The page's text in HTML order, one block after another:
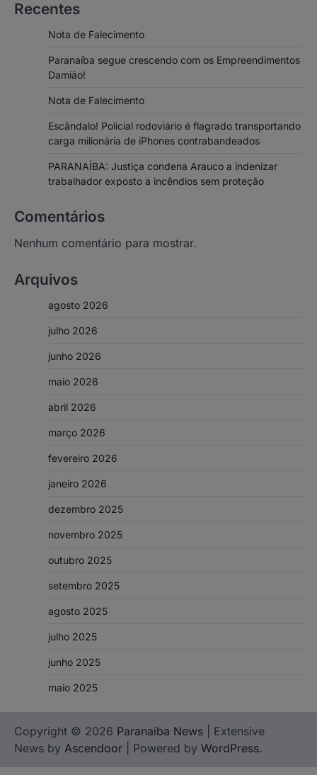
Recentes
Nota de Falecimento
Paranaíba segue crescendo com os Empreendimentos
Damião!
Nota de Falecimento
Escândalo! Policial rodoviário é flagrado transportando
carga milionária de iPhones contrabandeados
PARANAÍBA: Justiça condena Arauco a indenizar
trabalhador exposto a incêndios sem proteção
Comentários
Nenhum comentário para mostrar.
Arquivos
agosto 2026
julho 2026
junho 2026
maio 2026
abril 2026
março 2026
fevereiro 2026
janeiro 2026
dezembro 2025
novembro 2025
outubro 2025
setembro 2025
agosto 2025
julho 2025
junho 2025
maio 2025
Copyright © 2026 Paranaíba News | Extensive
News by Ascendoor | Powered by WordPress.